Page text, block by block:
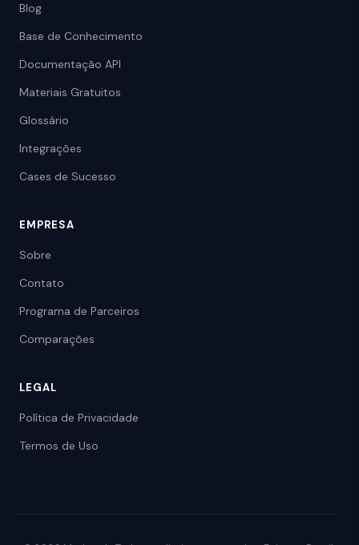
Blog
Base de Conhecimento
Documentação API
Materiais Gratuitos
Glossário
Integrações
Cases de Sucesso
EMPRESA
Sobre
Contato
Programa de Parceiros
Comparações
LEGAL
Política de Privacidade
Termos de Uso